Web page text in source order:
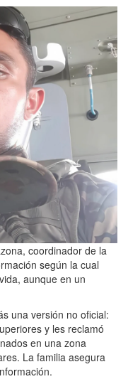
coordinador de la
según la cual
aunque en un
una versión no oficial:
y les reclamó
en una zona
La familia asegura